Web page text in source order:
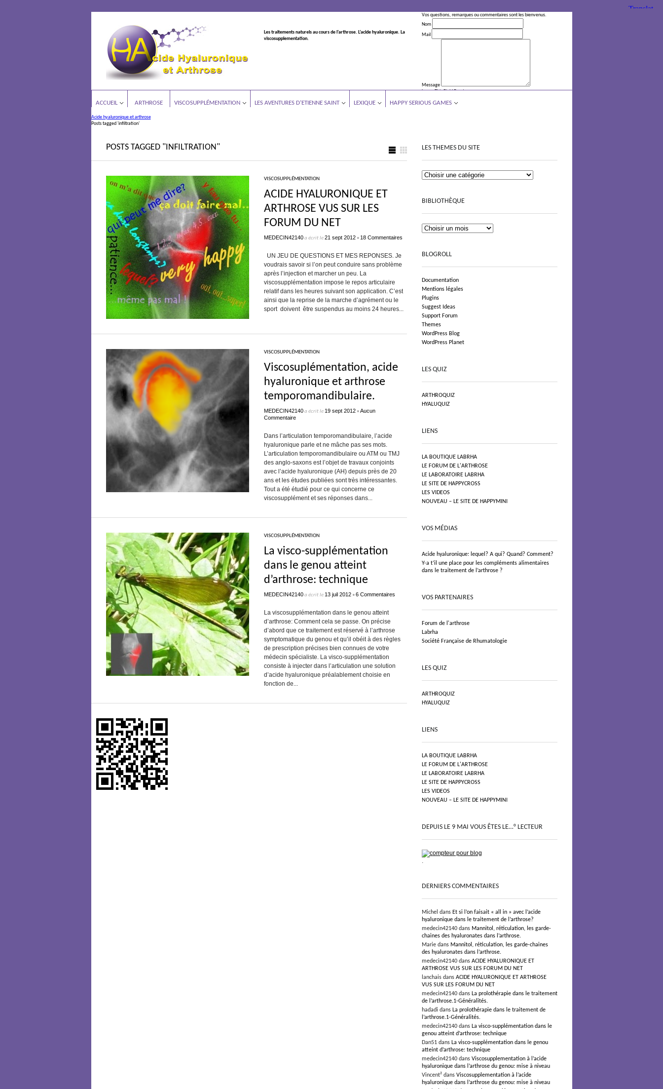
Les traitements naturels au cours de l’arthrose. L’acide hyaluronique. La
viscosupplementation.
Vos questions, remarques ou commentaires sont les bienvenus.
Nom
Mail
Message
Leave This Field Empty
ACCUEIL ARTHROSE VISCOSUPPLÉMENTATION LES AVENTURES D’ETIENNE SAINT LEXIQUE HAPPY SERIOUS GAMES
Acide hyaluronique et arthrose
Posts tagged 'infiltration'
POSTS TAGGED "INFILTRATION"
VISCOSUPPLÉMENTATION
ACIDE HYALURONIQUE ET
ARTHROSE VUS SUR LES
FORUM DU NET
MEDECIN42140a écrit le21 sept 2012 • 18 Commentaires
UN JEU DE QUESTIONS ET MES REPONSES. Je
voudrais savoir si l’on peut conduire sans problème
après l’injection et marcher un peu. La
viscosupplémentation impose le repos articulaire
relatif dans les heures suivant son application. C’est
ainsi que la reprise de la marche d’agrément ou le
sport doivent être suspendus au moins 24 heures...
VISCOSUPPLÉMENTATION
Viscosuplémentation, acide
hyaluronique et arthrose
temporomandibulaire.
MEDECIN42140a écrit le 19 sept 2012 •Aucun
Commentaire
Dans l’articulation temporomandibulaire, l’acide
hyaluronique parle et ne mâche pas ses mots.
L’articulation temporomandibulaire ou ATM ou TMJ
des anglo-saxons est l’objet de travaux conjoints
avec l’acide hyaluronique (AH) depuis près de 20
ans et les études publiées sont très intéressantes.
Tout a été étudié pour ce qui concerne ce
viscosupplément et ses réponses dans...
VISCOSUPPLÉMENTATION
La visco-supplémentation
dans le genou atteint
d’arthrose: technique
MEDECIN42140a écrit le 13 juil 2012 •6 Commentaires
La viscosupplémentation dans le genou atteint
d’arthrose: Comment cela se passe. On précise
d’abord que ce traitement est réservé à l’arthrose
symptomatique du genou et qu’il obéit à des règles
de prescription précises bien connues de votre
médecin spécialiste. La visco-supplémentation
consiste à injecter dans l’articulation une solution
d’acide hyaluronique préalablement choisie en
fonction de...
LES THEMES DU SITE
BIBLIOTHÈQUE
BLOGROLL
Documentation
Mentions légales
Plugins
Suggest Ideas
Support Forum
Themes
WordPress Blog
WordPress Planet
LES QUIZ
ARTHROQUIZ
HYALUQUIZ
LIENS
LA BOUTIQUE LABRHA
LE FORUM DE L'ARTHROSE
LE LABORATOIRE LABRHA
LE SITE DE HAPPYCROSS
LES VIDEOS
NOUVEAU – LE SITE DE HAPPYMINI
VOS MÉDIAS
Acide hyaluronique: lequel? A qui? Quand? Comment?
Y-a t’il une place pour les compléments alimentaires
dans le traitement de l’arthrose ?
VOS PARTENAIRES
Forum de l'arthrose
Labrha
Société Française de Rhumatologie
LES QUIZ
ARTHROQUIZ
HYALUQUIZ
LIENS
LA BOUTIQUE LABRHA
LE FORUM DE L'ARTHROSE
LE LABORATOIRE LABRHA
LE SITE DE HAPPYCROSS
LES VIDEOS
NOUVEAU – LE SITE DE HAPPYMINI
DEPUIS LE 9 MAI VOUS ÊTES LE…° LECTEUR
.
DERNIERS COMMENTAIRES
Michel dans Et si l’on faisait « all in » avec l’acide
hyaluronique dans le traitement de l’arthrose?
medecin42140 dans Mannitol, réticulation, les garde-
chaines des hyaluronates dans l’arthrose.
Marie dans Mannitol, réticulation, les garde-chaines
des hyaluronates dans l’arthrose.
medecin42140 dans ACIDE HYALURONIQUE ET
ARTHROSE VUS SUR LES FORUM DU NET
lanchais dans ACIDE HYALURONIQUE ET ARTHROSE
VUS SUR LES FORUM DU NET
medecin42140 dans La prolothérapie dans le traitement
de l’arthrose.1-Généralités.
hadadi dans La prolothérapie dans le traitement de
l’arthrose.1-Généralités.
medecin42140 dans La visco-supplémentation dans le
genou atteint d’arthrose: technique
Dan51 dans La visco-supplémentation dans le genou
atteint d’arthrose: technique
medecin42140 dans Viscosupplementation à l’acide
hyaluronique dans l’arthrose du genou: mise à niveau
Vincent² dans Viscosupplementation à l’acide
hyaluronique dans l’arthrose du genou: mise à niveau